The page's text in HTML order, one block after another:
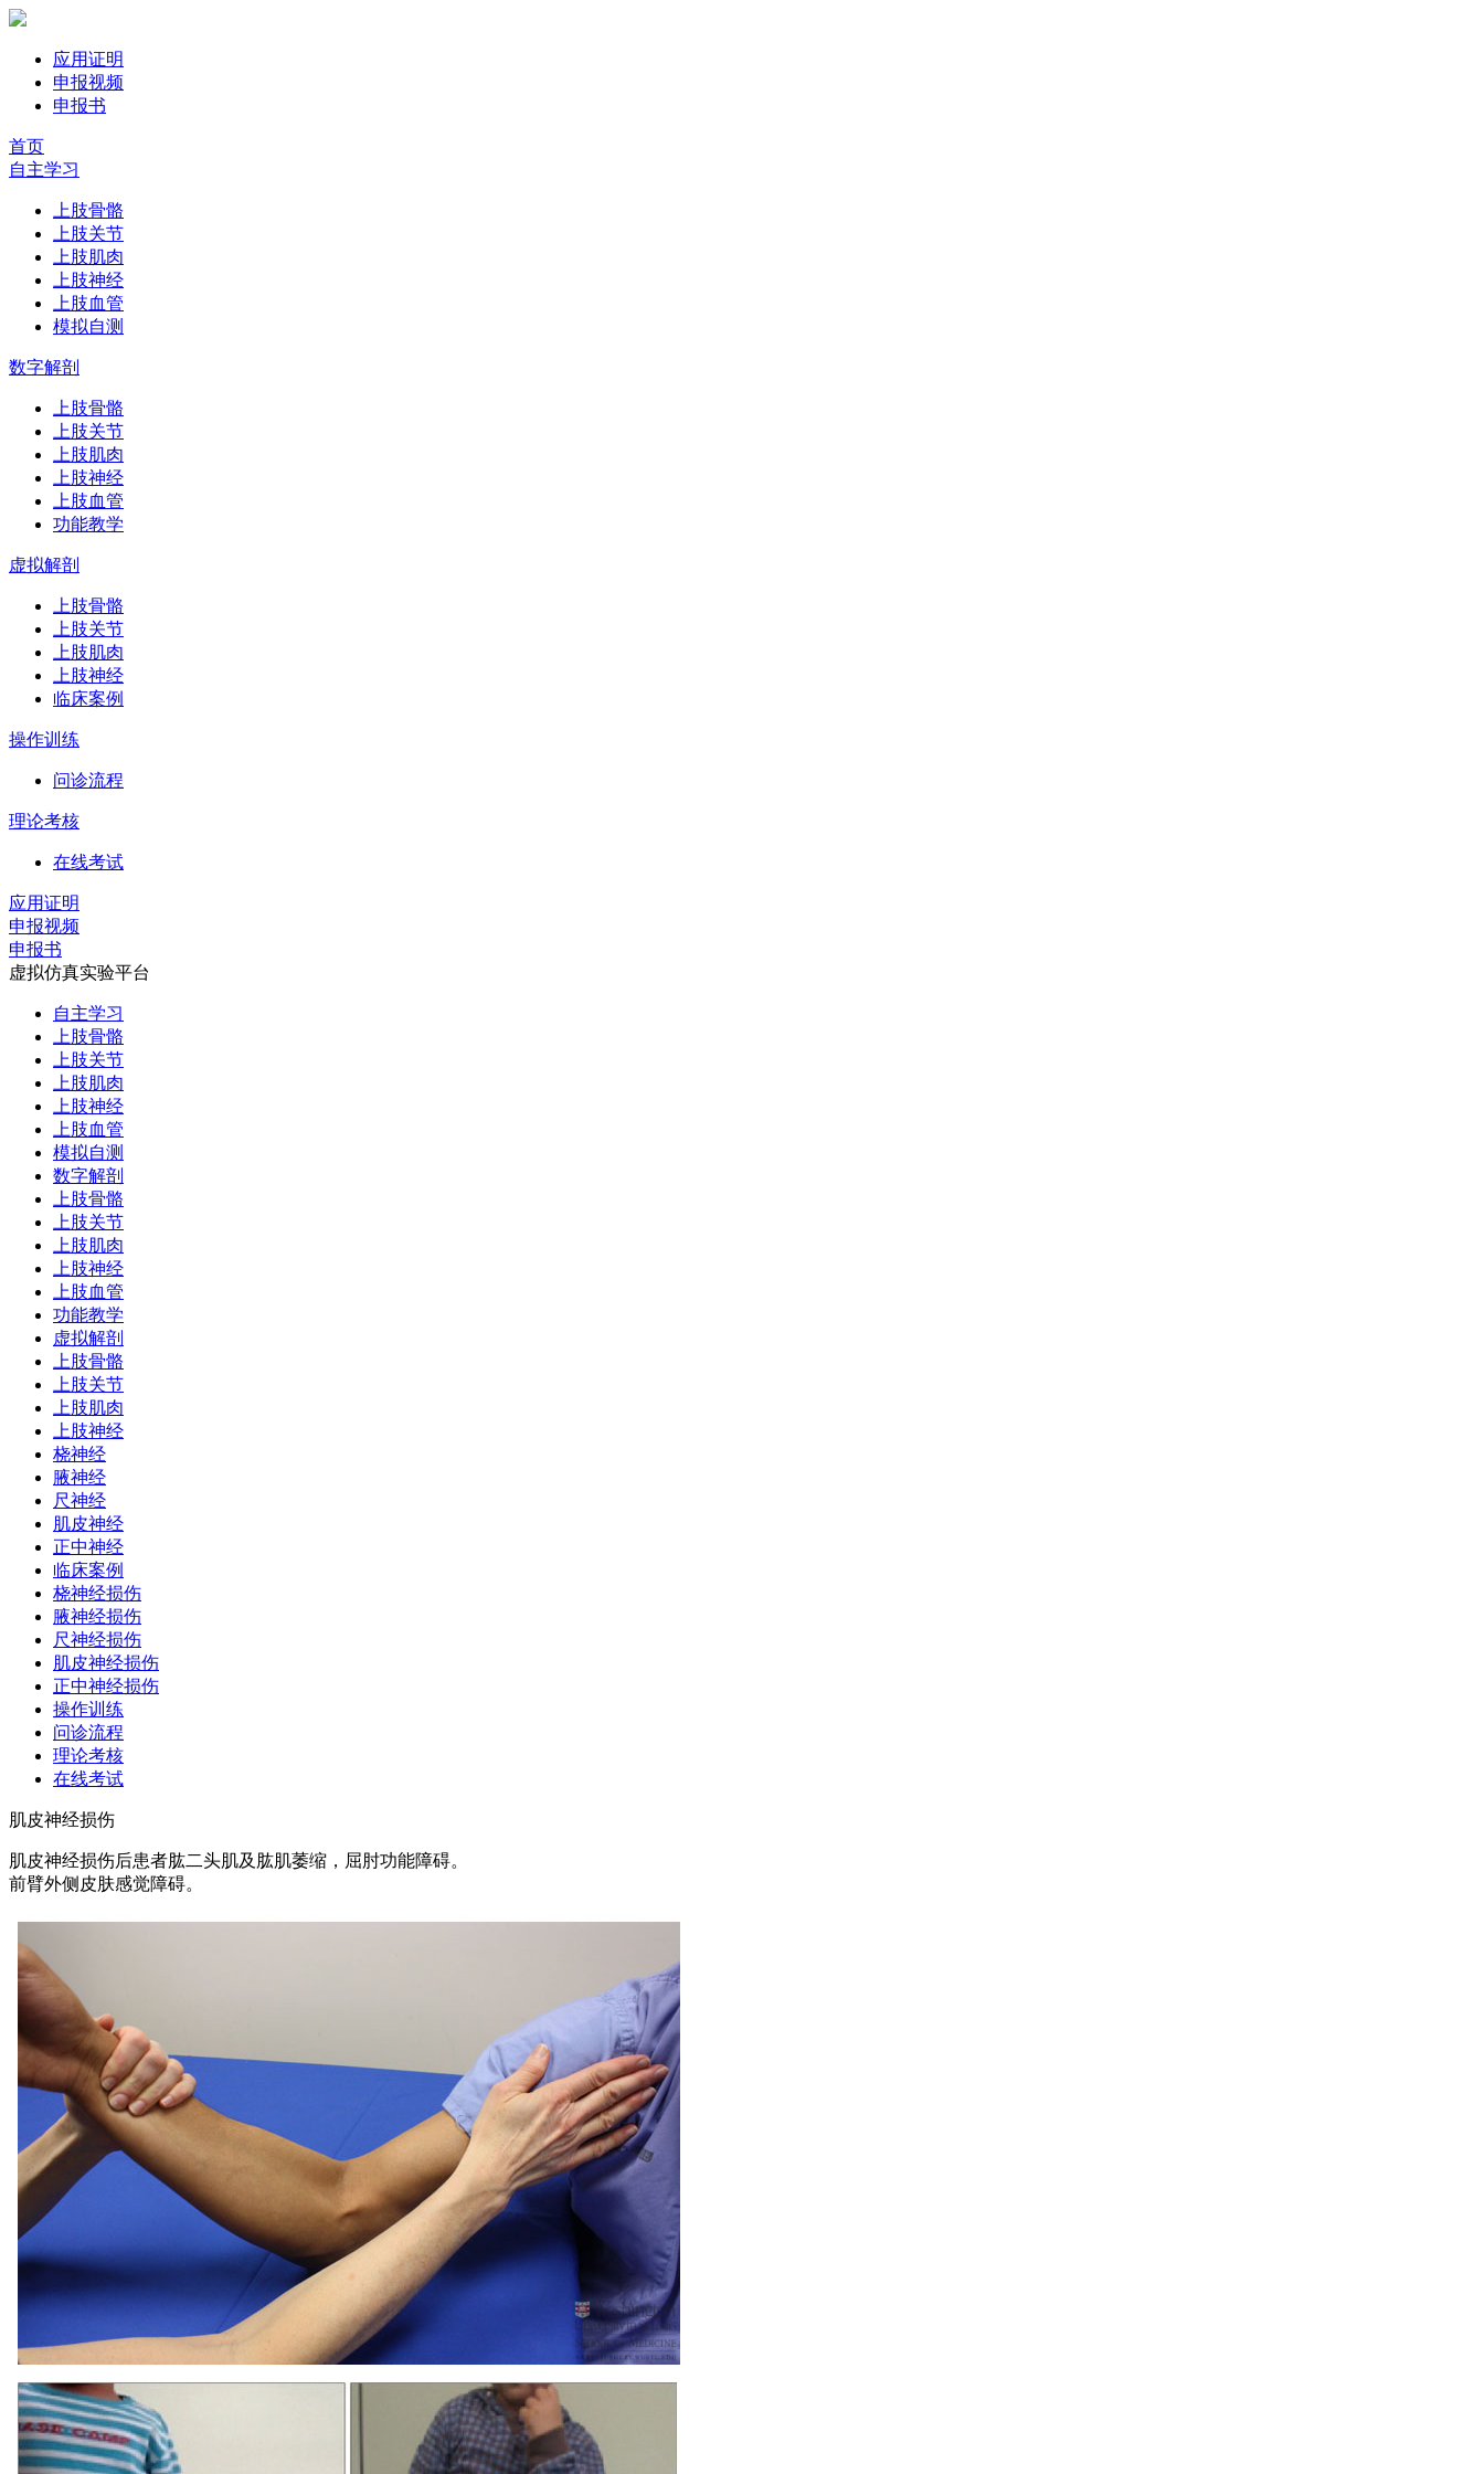
应用证明
申报视频
申报书
首页
自主学习
上肢骨骼
上肢关节
上肢肌肉
上肢神经
上肢血管
模拟自测
数字解剖
上肢骨骼
上肢关节
上肢肌肉
上肢神经
上肢血管
功能教学
虚拟解剖
上肢骨骼
上肢关节
上肢肌肉
上肢神经
临床案例
操作训练
问诊流程
理论考核
在线考试
应用证明
申报视频
申报书
虚拟仿真实验平台
自主学习
上肢骨骼
上肢关节
上肢肌肉
上肢神经
上肢血管
模拟自测
数字解剖
上肢骨骼
上肢关节
上肢肌肉
上肢神经
上肢血管
功能教学
虚拟解剖
上肢骨骼
上肢关节
上肢肌肉
上肢神经
桡神经
腋神经
尺神经
肌皮神经
正中神经
临床案例
桡神经损伤
腋神经损伤
尺神经损伤
肌皮神经损伤
正中神经损伤
操作训练
问诊流程
理论考核
在线考试
肌皮神经损伤
肌皮神经损伤后患者肱二头肌及肱肌萎缩，屈肘功能障碍。
前臂外侧皮肤感觉障碍。